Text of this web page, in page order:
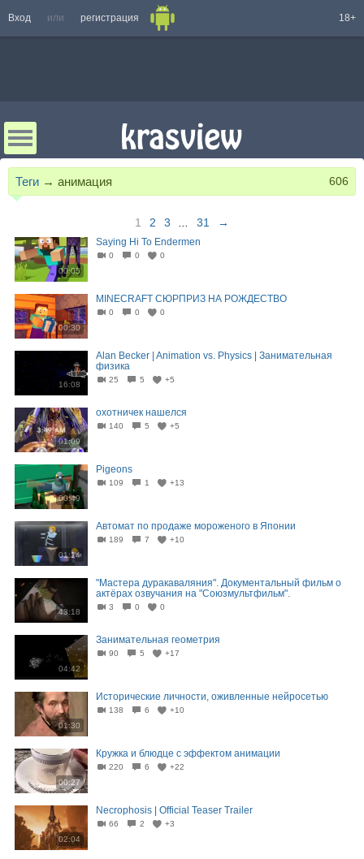
Вход или регистрация 18+
Теги → анимация 606
1 2 3 31 →
00:05
Saying Hi To Endermen
0 0 0
00:30
MINECRAFT СЮРПРИЗ НА РОЖДЕСТВО
0 0 0
16:08
Alan Becker | Animation vs. Physics | Занимательная
физика
25 5 +5
01:09
охотничек нашелся
140 5 +5
00:49
Pigeons
109 1 +13
01:14
Автомат по продаже мороженого в Японии
189 7 +10
43:18
"Мастера дуракаваляния". Документальный фильм о
актёрах озвучания на "Союзмультфильм".
3 0 0
04:42
Занимательная геометрия
90 5 +17
01:30
Исторические личности, оживленные нейросетью
138 6 +10
00:27
Кружка и блюдце с эффектом анимации
220 6 +22
02:04
Necrophosis | Official Teaser Trailer
66 2 +3